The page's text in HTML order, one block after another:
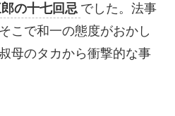
の十七回忌 でした。法事
こで和一の態度がおかし
母のタカから衝撃的な事